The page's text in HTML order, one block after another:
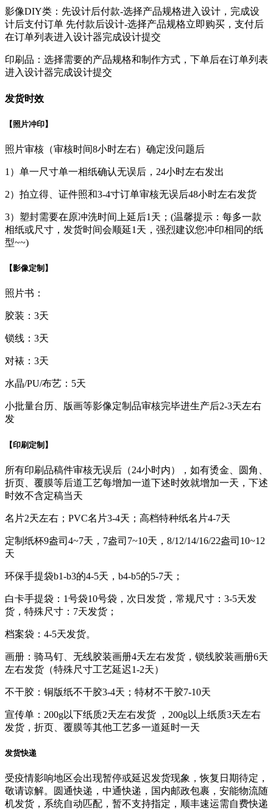
影像DIY类：先设计后付款-选择产品规格进入设计，完成设
计后支付订单 先付款后设计-选择产品规格立即购买，支付后
在订单列表进入设计器完成设计提交
印刷品：选择需要的产品规格和制作方式，下单后在订单列表
进入设计器完成设计提交
发货时效
【照片冲印】
照片审核（审核时间8小时左右）确定没问题后
1）单一尺寸单一相纸确认无误后，24小时左右发出
2）拍立得、证件照和3-4寸订单审核无误后48小时左右发货
3）塑封需要在原冲洗时间上延后1天；(温馨提示：每多一款
相纸或尺寸，发货时间会顺延1天，强烈建议您冲印相同的纸
型~~)
【影像定制】
照片书：
胶装：3天
锁线：3天
对裱：3天
水晶/PU/布艺：5天
小批量台历、版画等影像定制品审核完毕进生产后2-3天左右
发
【印刷定制】
所有印刷品稿件审核无误后（24小时内），如有烫金、圆角、
折页、覆膜等后道工艺每增加一道下述时效就增加一天，下述
时效不含定稿当天
名片2天左右；PVC名片3-4天；高档特种纸名片4-7天
定制纸杯9盎司4~7天，7盎司7~10天，8/12/14/16/22盎司10~12
天
环保手提袋b1-b3的4-5天，b4-b5的5-7天；
白卡手提袋：1号袋10号袋，次日发货，常规尺寸：3-5天发
货，特殊尺寸：7天发货；
档案袋：4-5天发货。
画册：骑马钉、无线胶装画册4天左右发货，锁线胶装画册6天
左右发货（特殊尺寸工艺延迟1-2天）
不干胶：铜版纸不干胶3-4天；特材不干胶7-10天
宣传单：200g以下纸质2天左右发货 ，200g以上纸质3天左右
发货，折页、覆膜等其他工艺多一道延时一天
发货快递
受疫情影响地区会出现暂停或延迟发货现象，恢复日期待定，
敬请谅解。圆通快递，中通快递，国内邮政包裹，安能物流随
机发货，系统自动匹配，暂不支持指定，顺丰速运需自费快递